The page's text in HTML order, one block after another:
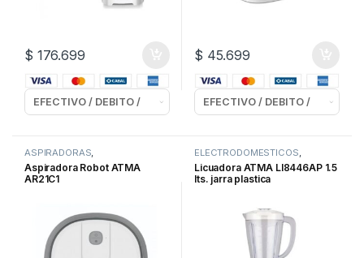
$ 176.699 $ 45.699
ASPIRADORAS,
ELECTRODOMESTICOS ,
LIMPIEZA y ROPA
Aspiradora Robot ATMA
AR21C1
ELECTRODOMESTICOS,
LICUADORAS
Licuadora ATMA LI8446AP 1.5
lts. jarra plastica